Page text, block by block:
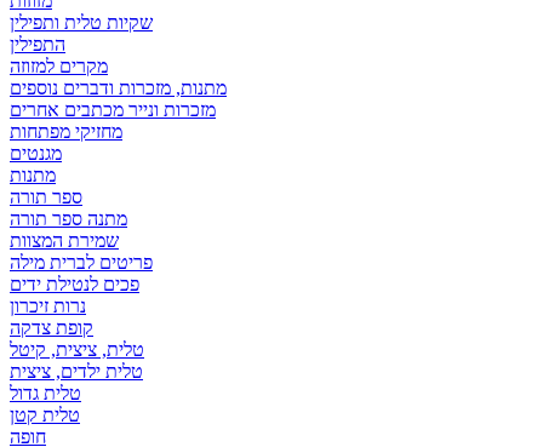
שקיות טלית ותפילין
התפילין
מקרים למזוזה
מתנות, מזכרות ודברים נוספים
מזכרות ונייר מכתבים אחרים
מחזיקי מפתחות
מגנטים
מתנות
ספר תורה
מתנה ספר תורה
שמירת המצוות
פריטים לברית מילה
פכים לנטילת ידים
נרות זיכרון
קופת צדקה
טלית, ציצית, קיטל
טלית ילדים, ציצית
טלית גדול
טלית קטן